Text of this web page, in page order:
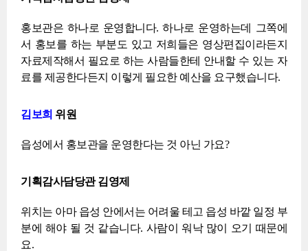
홍보관은 하나로 운영합니다. 하나로 운영하는데 그쪽에
서 홍보를 하는 부분도 있고 저희들은 영상편집이라든지
자료제작해서 필요로 하는 사람들한테 안내할 수 있는 자
료를 제공한다든지 이렇게 필요한 예산을 요구했습니다.
김보희 위원
읍성에서 홍보관을 운영한다는 것 아닌 가요?
기획감사담당관 김영제
위치는 아마 읍성 안에서는 어려울 테고 읍성 바깥 일정 부
분에 해야 될 것 같습니다. 사람이 워낙 많이 오기 때문에
요.